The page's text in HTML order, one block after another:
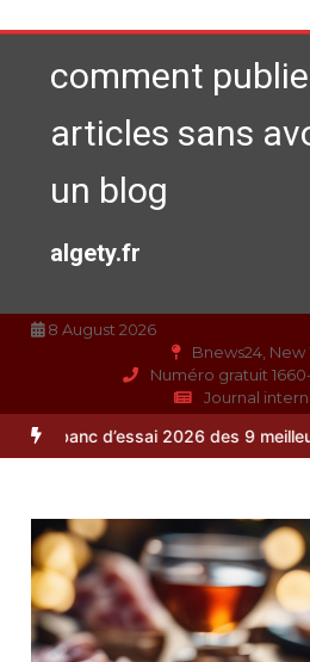
au
contenucomment
articles sans
un blog
algety.fr
8 August 2026
Bnews24, New
Numéro gratuit
Journal
2026 des 9 meilleurs